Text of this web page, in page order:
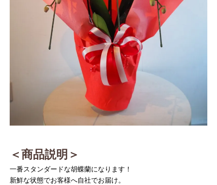
＜商品説明＞
一番スタンダードな胡蝶蘭になります！
新鮮な状態でお客様へ自社でお届け。